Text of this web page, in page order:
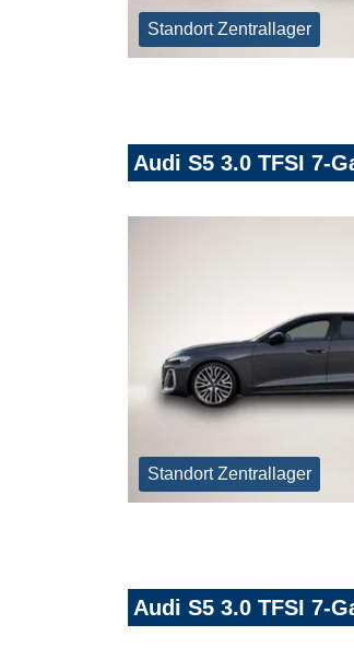
Standort Zentrallager
Audi S5 3.0 TFSI 7-
Standort Zentrallager
Audi S5 3.0 TFSI 7-